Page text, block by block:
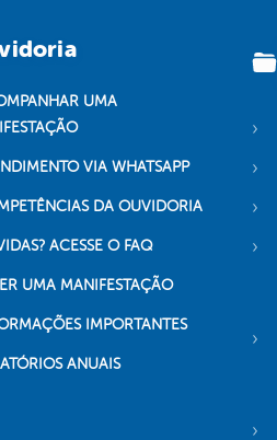
UMA
VIA WHATSAPP
DA OUVIDORIA
ACESSE O FAQ
UMA MANIFESTAÇÃO
IMPORTANTES
ANUAIS